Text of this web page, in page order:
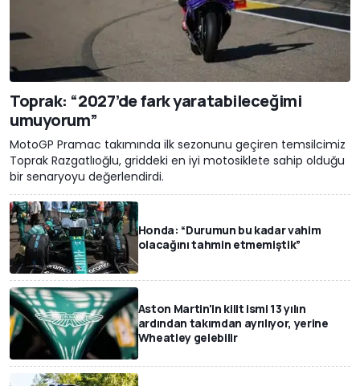
Toprak: “2027’de fark yaratabileceğimi
umuyorum”
MotoGP Pramac takımında ilk sezonunu geçiren temsilcimiz
Toprak Razgatlıoğlu, griddeki en iyi motosiklete sahip olduğu
bir senaryoyu değerlendirdi.
Honda: “Durumun bu kadar vahim
olacağını tahmin etmemiştik”
Aston Martin'in kilit ismi 13 yılın
ardından takımdan ayrılıyor, yerine
Wheatley gelebilir